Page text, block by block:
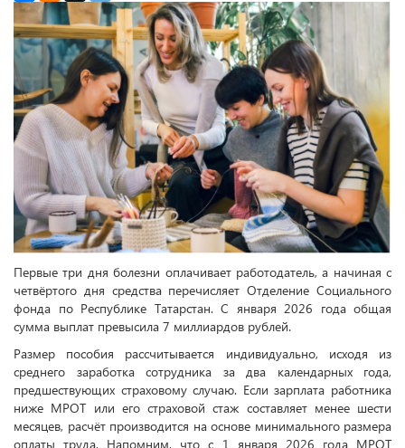
Первые три дня болезни оплачивает работодатель, а начиная с
четвёртого дня средства перечисляет Отделение Социального
фонда по Республике Татарстан. С января 2026 года общая
сумма выплат превысила 7 миллиардов рублей.
Размер пособия рассчитывается индивидуально, исходя из
среднего заработка сотрудника за два календарных года,
предшествующих страховому случаю. Если зарплата работника
ниже МРОТ или его страховой стаж составляет менее шести
месяцев, расчёт производится на основе минимального размера
оплаты труда. Напомним, что с 1 января 2026 года МРОТ